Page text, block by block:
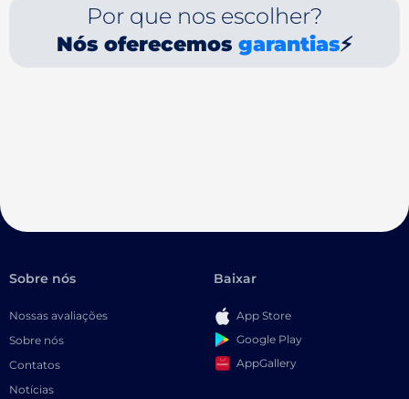
Por que nos escolher?
Nós oferecemos garantias⚡
Sobre nós
Nossas avaliações
Sobre nós
Contatos
Notícias
Baixar
App Store
Google Play
AppGallery